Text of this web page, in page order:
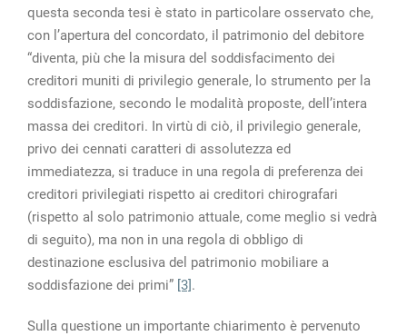
questa seconda tesi è stato in particolare osservato che,
con l’apertura del concordato, il patrimonio del debitore
“diventa, più che la misura del soddisfacimento dei
creditori muniti di privilegio generale, lo strumento per la
soddisfazione, secondo le modalità proposte, dell’intera
massa dei creditori. In virtù di ciò, il privilegio generale,
privo dei cennati caratteri di assolutezza ed
immediatezza, si traduce in una regola di preferenza dei
creditori privilegiati rispetto ai creditori chirografari
(rispetto al solo patrimonio attuale, come meglio si vedrà
di seguito), ma non in una regola di obbligo di
destinazione esclusiva del patrimonio mobiliare a
soddisfazione dei primi” [3] .
Sulla questione un importante chiarimento è pervenuto